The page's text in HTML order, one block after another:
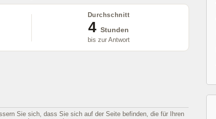
Durchschnitt
4 Stunden
bis zur Antwort
Sie sich, dass Sie sich auf der Seite befinden, die für Ihren